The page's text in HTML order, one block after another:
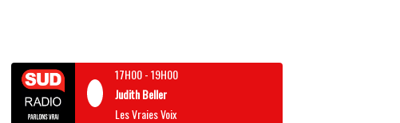
17H00-19H00
Judith Beller
Les Vraies Voix